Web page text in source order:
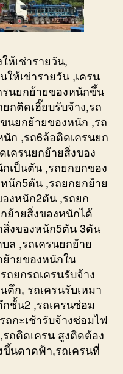
ห้เช่ารายวัน,
ให้เข่ารายวัน ,เครน
รนยกย้ายของหนักขึ้น
กติดเฮี๊ยบรับจ้าง,รถ
นยกย้ายของหนัก ,รถ
ก ,รถ6ล้อติดเครนยก
ครนยกย้ายสิ่งของ
เป็นตัน ,รถยกยกของ
นัก5ตัน ,รถยกยกย้าย
งหนัก2ตัน ,รถยก
ย้ายสิ่งของหนักได้
งของหนัก5ตัน 3ตัน
ล ,รถเครนยกย้าย
ย้ายของหนักใน
ถยกรถเครนรับจ้าง
ตึก, รถเครนรับเหมา
ชั้น2 ,รถเครนซ่อม
ถกะเช้ารับจ้างซ่อมไฟ
รถติดเครน สูงติดต้อง
ขึ้นดาดฟ้า,รถเครนที่